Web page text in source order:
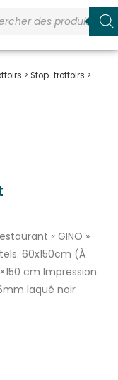
> Stop-trottoirs >
« GINO »
60x150cm (À
cm Impression
laqué noir